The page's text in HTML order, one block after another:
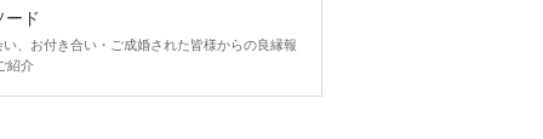
ード
、お付き合い・ご成婚された皆様からの良縁報
紹介